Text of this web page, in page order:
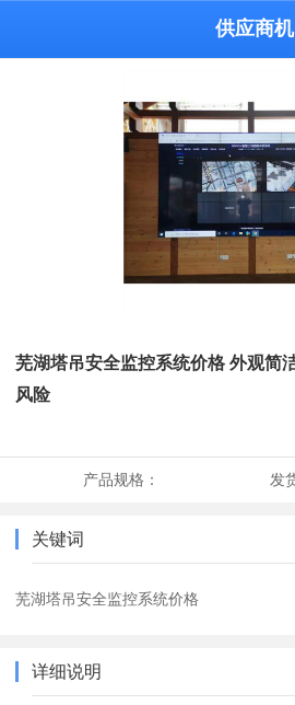
供应商机
芜湖塔吊安全监控系统价格 外观简
风险
产品规格： 发
关键词
芜湖塔吊安全监控系统价格
详细说明